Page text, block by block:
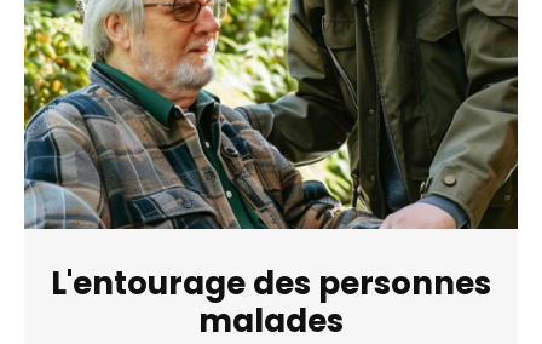
L'entourage des personnes
malades